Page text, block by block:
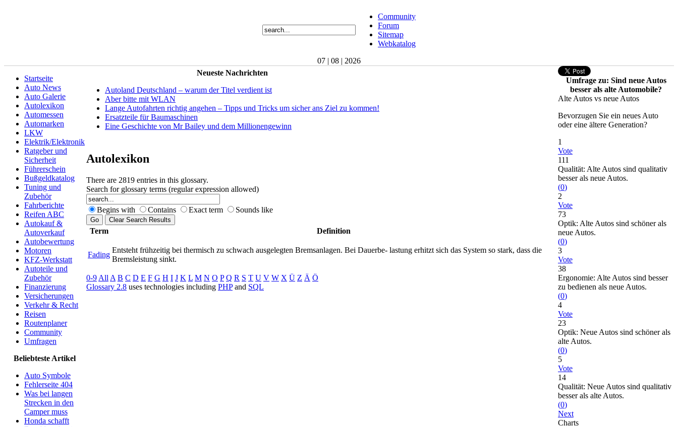
Community
Forum
Sitemap
Webkatalog
07 | 08 | 2026
Startseite
Auto News
Auto Galerie
Autolexikon
Automessen
Automarken
LKW
Elektrik/Elektronik
Ratgeber und
Sicherheit
Führerschein
Bußgeldkatalog
Tuning und
Zubehör
Fahrberichte
Reifen ABC
Autokauf &
Autoverkauf
Autobewertung
Motoren
KFZ-Werkstatt
Autoteile und
Zubehör
Finanzierung
Versicherungen
Verkehr & Recht
Reisen
Routenplaner
Community
Umfragen
Beliebteste Artikel
Auto Symbole
Fehlerseite 404
Was bei langen
Strecken in den
Camper muss
Honda schafft
Neueste Nachrichten
Autoland Deutschland – warum der Titel verdient ist
Aber bitte mit WLAN
Lange Autofahrten richtig angehen – Tipps und Tricks um sicher ans Ziel zu kommen!
Ersatzteile für Baumaschinen
Eine Geschichte von Mr Bailey und dem Millionengewinn
Autolexikon
There are 2819 entries in this glossary.
Search for glossary terms (regular expression allowed)
Begins with Contains Exact term Sounds like
Term Definition
Fading
Entsteht frühzeitig bei thermisch zu schwach ausgelegten Bremsanlagen. Bei Dauerbe- lastung erhitzt sich das System so stark, dass die
Bremsleistung sinkt.
0-9 All A B C D E F G H I J K L M N O P Q R S T U V W X Ü Z Ä Ö
Glossary 2.8 uses technologies including PHPand SQL
Umfrage zu: Sind neue Autos
besser als alte Automobile?
Alte Autos vs neue Autos
Bevorzugen Sie ein neues Auto
oder eine ältere Generation?
1
Vote
111
Qualität: Alte Autos sind qualitativ
besser als neue Autos.
(0)
2
Vote
73
Optik: Alte Autos sind schöner als
neue Autos.
(0)
3
Vote
38
Ergonomie: Alte Autos sind besser
zu bedienen als neue Autos.
(0)
4
Vote
23
Optik: Neue Autos sind schöner als
alte Autos.
(0)
5
Vote
14
Qualität: Neue Autos sind qualitativ
besser als alte Autos.
(0)
Next
Charts